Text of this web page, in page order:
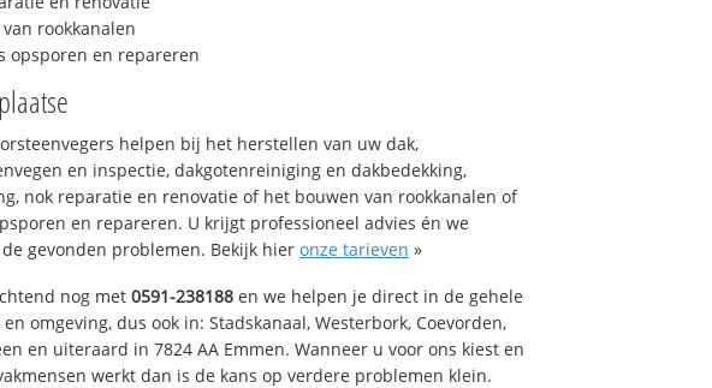
rookkanalen
opsporen en repareren
helpen bij het herstellen van uw dak,
en inspectie, dakgotenreiniging en dakbedekking,
nok reparatie en renovatie of het bouwen van rookkanalen of
en repareren. U krijgt professioneel advies én we
gevonden problemen. Bekijk hier onze tarieven »
nog met 0591-238188 en we helpen je direct in de gehele
omgeving, dus ook in: Stadskanaal, Westerbork, Coevorden,
en uiteraard in 7824 AA Emmen. Wanneer u voor ons kiest en
werkt dan is de kans op verdere problemen klein.